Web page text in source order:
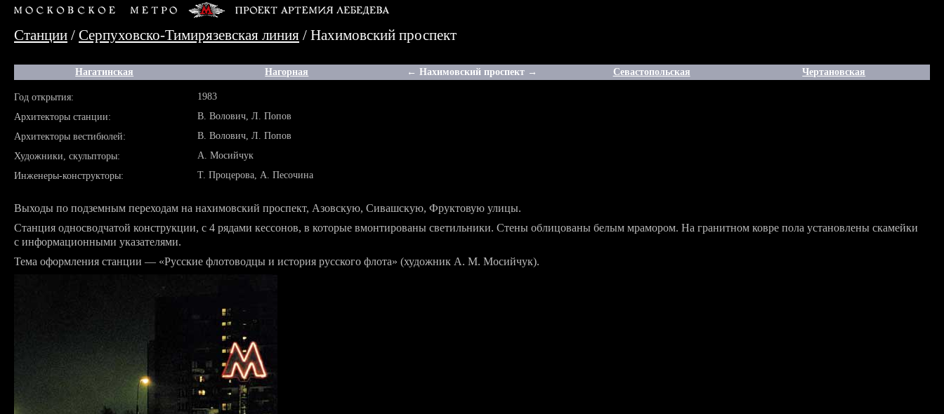
Станции / Серпуховско-Тимирязевская линия / Нахимовский проспект
Нагатинская Нагорная ← Нахимовский проспект → Севастопольская Чертановская
Год открытия:
1983
Архитекторы станции:
В. Волович, Л. Попов
Архитекторы вестибюлей:
В. Волович, Л. Попов
Художники, скульпторы:
А. Мосийчук
Инженеры-конструкторы:
Т. Процерова, А. Песочина
Выходы по подземным переходам на нахимовский проспект, Азовскую, Сивашскую, Фруктовую улицы.
Станция односводчатой конструкции, с 4 рядами кессонов, в которые вмонтированы светильники. Стены облицованы белым мрамором. На гранитном ковре пола установлены скамейки
с информационными указателями.
Тема оформления станции — «Русские флотоводцы и история русского флота» (художник А. М. Мосийчук).